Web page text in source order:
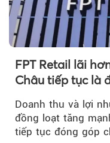
FPT Retail lãi
Châu tiếp tục là
Doanh thu và lợi
đồng loạt tăng
tiếp tục đóng góp